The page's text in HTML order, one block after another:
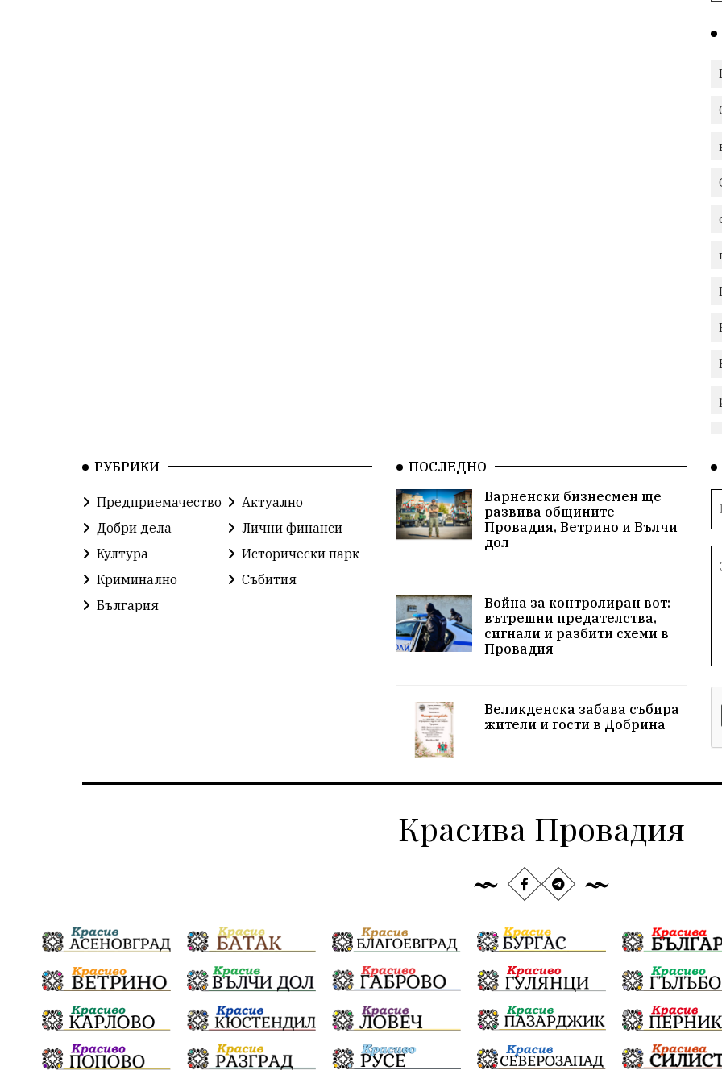
РУБРИКИ
Предприемачество
Актуално
Добри дела
Лични финанси
Култура
Исторически парк
Криминално
Събития
България
ПОСЛЕДНО
Варненски бизнесмен ще
развива общините
Провадия, Ветрино и Вълчи
дол
Война за контролиран вот:
вътрешни предателства,
сигнали и разбити схеми в
Провадия
Великденска забава събира
жители и гости в Добрина
Красива Провадия